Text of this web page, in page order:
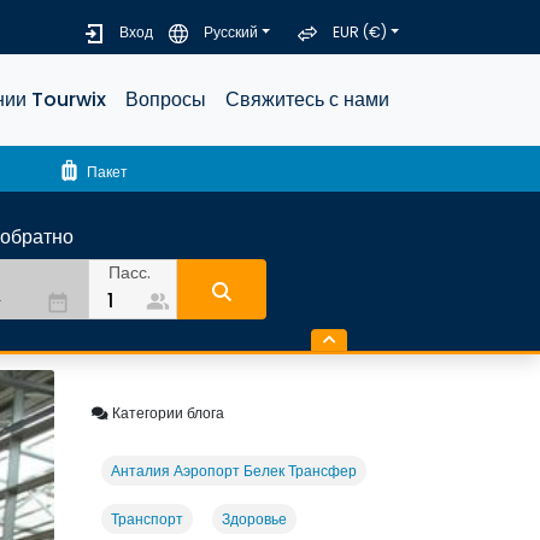
Вход Русский EUR (€)
Tourwix Вопросы Свяжитесь с нами
luggage Пакет
date_range
Пасс.
people_alt
Категории блога
Анталия Аэропорт Белек Трансфер
Транспорт Здоровье